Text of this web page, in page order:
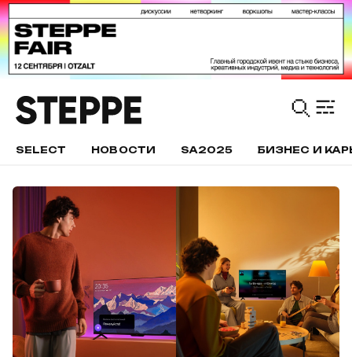
SELECT НОВОСТИ SA2025 БИЗНЕС И